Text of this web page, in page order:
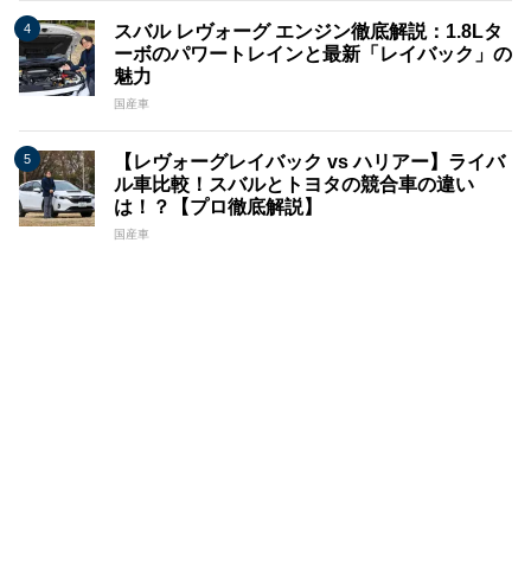
スバル レヴォーグ エンジン徹底解説：1.8Lタ
ーボのパワートレインと最新「レイバック」の
魅力
国産車
【レヴォーグレイバック vs ハリアー】ライバ
ル車比較！スバルとトヨタの競合車の違い
は！？【プロ徹底解説】
国産車